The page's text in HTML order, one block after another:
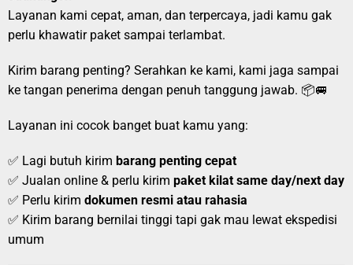
Layanan kami cepat, aman, dan terpercaya, jadi kamu gak
perlu khawatir paket sampai terlambat.
Kirim barang penting? Serahkan ke kami, kami jaga sampai
ke tangan penerima dengan penuh tanggung jawab. 📦🚐
Layanan ini cocok banget buat kamu yang:
✅ Lagi butuh kirim barang penting cepat
✅ Jualan online & perlu kirim paket kilat same day/next day
✅ Perlu kirim dokumen resmi atau rahasia
✅ Kirim barang bernilai tinggi tapi gak mau lewat ekspedisi
umum